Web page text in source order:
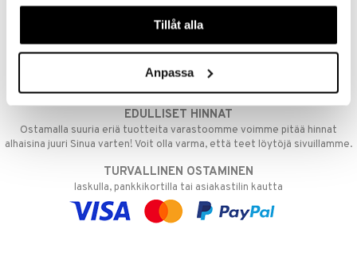
våra cookies vid fortsatt användande av vår webbplats.
Tillåt alla
Anpassa
Aina maksuton vaihtoehto, huolimatta siitä ostatko yksittäisen
tuotteen tai koko tilauksellesi joka ylittää 50 €.
NOPEAT TOIMITUKSET
Ennen kello 13.00 tehdyt tilaukset lähetetään normaalisti samana
EDULLISET HINNAT
Ostamalla suuria eriä tuotteita varastoomme voimme pitää hinnat
alhaisina juuri Sinua varten! Voit olla varma, että teet löytöjä sivuillamme.
TURVALLINEN OSTAMINEN
laskulla, pankkikortilla tai asiakastilin kautta